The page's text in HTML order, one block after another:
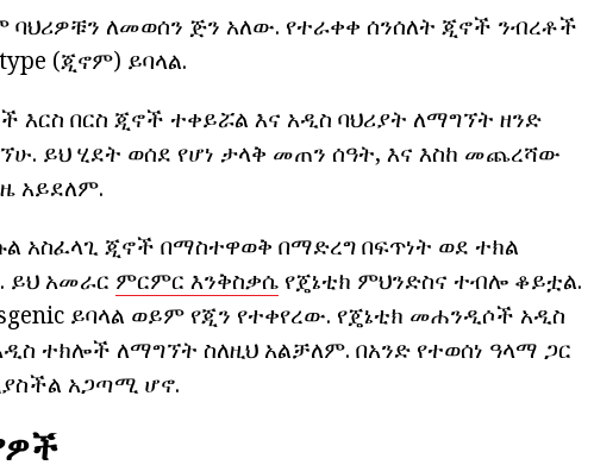
ለመወሰን ጅን አለው. የተራቀቀ ሰንሰለት ጂኖች ንብረቶች
(ጂኖም) ይባላል.
እርስ በርስ ጂኖች ተቀይሯል እና አዲስ ባህሪያት ለማግኘት ዘንድ
ይህ ሂደት ወሰደ የሆነ ታላቅ መጠን ሰዓት, እና እስከ መጨረሻው
አይደለም.
አስፈላጊ ጂኖች በማስተዋወቅ በማድረግ በፍጥነት ወደ ተክል
ይህ አመራር ምርምር እንቅስቃሴ የጄኔቲክ ምህንድስና ተብሎ ቆይቷል.
ይባላል ወይም የጂን የተቀየረው. የጄኔቲክ መሐንዲሶች አዲስ
ተክሎች ለማግኘት ስለዚህ አልቻለም. በአንድ የተወሰነ ዓላማ ጋር
አጋጣሚ ሆኖ.